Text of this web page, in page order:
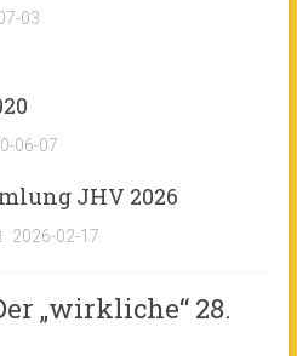
03
06-07
JHV 2026
2026-02-17
„wirkliche“ 28.